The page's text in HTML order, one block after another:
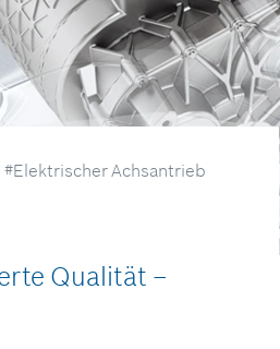
#Elektrischer Achsantrieb
Qualität –